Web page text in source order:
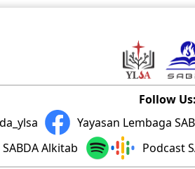
Follow Us:
Yayasan Lembaga
SABDA Alkitab
Podcast